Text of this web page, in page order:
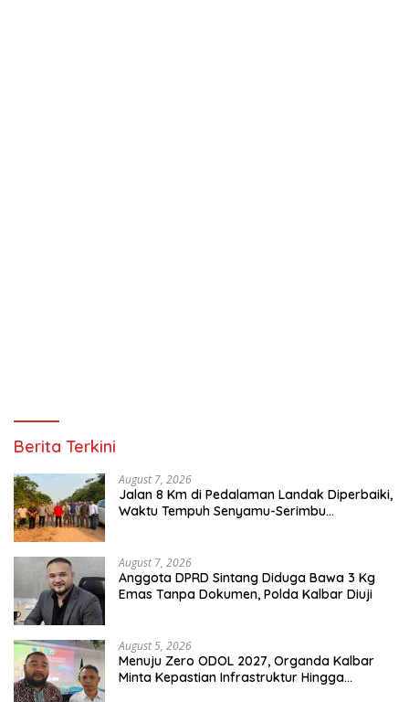
Berita Terkini
August 7, 2026
Jalan 8 Km di Pedalaman Landak Diperbaiki,
Waktu Tempuh Senyamu-Serimbu
August 7, 2026
Anggota DPRD Sintang Diduga Bawa 3 Kg
Emas Tanpa Dokumen, Polda Kalbar Diuji
August 5, 2026
Menuju Zero ODOL 2027, Organda Kalbar
Minta Kepastian Infrastruktur Hingga